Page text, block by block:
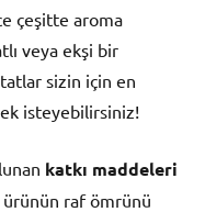
çeşitte aroma
veya ekşi bir
sizin için en
isteyebilirsiniz!
katkı maddeleri
raf ömrünü